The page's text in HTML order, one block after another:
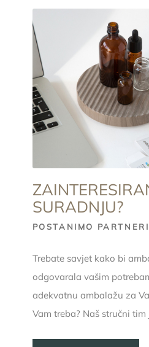
SURADNJU?
POSTANIMO PARTNERI
Trebate savjet kako bi
odgovarala vašim
adekvatnu ambalažu za
Vam treba? Naš stručni tim